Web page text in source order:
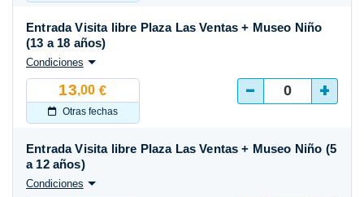
13,00 €
Otras fechas
Entrada Visita libre Plaza Las Ventas + Museo Niño
(13 a 18 años)
Condiciones
- +
Entrada Visita libre Plaza Las Ventas + Museo Niño (5
a 12 años)
Condiciones